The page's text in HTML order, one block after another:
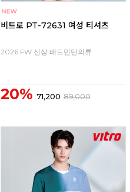
비트로 PT-72631 여성 티셔츠
2026 FW 신상 배드민턴의류
20% 71,200 89,000